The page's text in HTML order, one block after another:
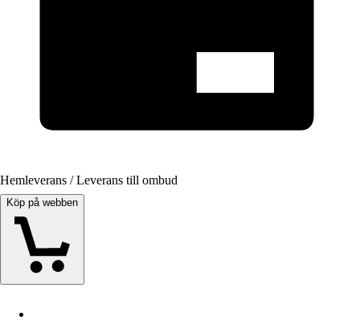
Hemleverans / Leverans till ombud
Köp på webben